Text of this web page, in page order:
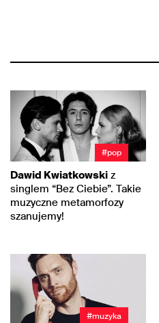
#pop
Dawid Kwiatkowski z
singlem “Bez Ciebie”. Takie
muzyczne metamorfozy
szanujemy!
#muzyka